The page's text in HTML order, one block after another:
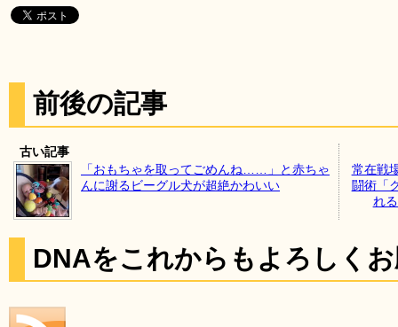
前後の記事
古い記事
「おもちゃを取ってごめんね……」と赤ちゃ
んに謝るビーグル犬が超絶かわいい
常在戦
闘術「
れ
DNAをこれからもよろしく